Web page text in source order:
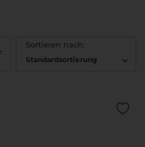
Sortieren nach:
Standardsortierung